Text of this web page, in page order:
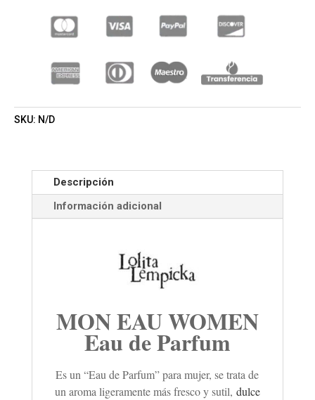
(LOLITA
LEMPICKA)
CANTIDAD
SKU: N/D
Descripción
Información adicional
MON EAU WOMEN
Eau de Parfum
Es un “Eau de Parfum” para mujer, se trata de
un aroma ligeramente más fresco y sutil, dulce